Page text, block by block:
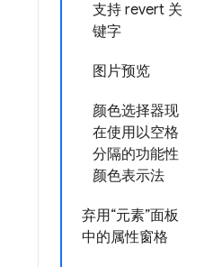
支持 revert 关
键字
图片预览
颜色选择器现
在使用以空格
分隔的功能性
颜色表示法
弃用“元素”面板
中的属性窗格